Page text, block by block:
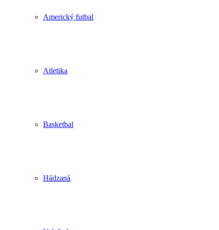
Americký futbal
Atletika
Basketbal
Hádzaná